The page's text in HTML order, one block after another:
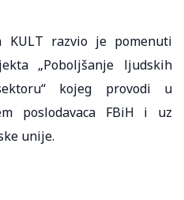
razvio je pomenuti
„Poboljšanje ljudskih
kojeg provodi u
poslodavaca FBiH i uz
unije.